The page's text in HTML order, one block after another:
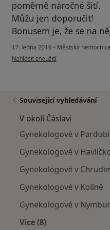
poměrně náročné šití.
Můžu jen doporučit!
Bonusem je, že se na
17. ledna 2019 • Městská
podle názoru uživatele Váš účet byl
Nahlásit zneužití
Související vyhledávání
V okolí Čáslavi
Gynekologové v
Gynekologové v
Gynekologové v
Gynekologové v Kolíně
Gynekologové v
Více (8)